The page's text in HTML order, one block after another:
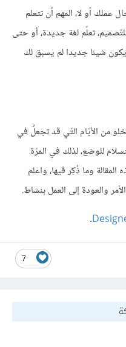
عملك أو لا، المهم أن تتعلم
تعلّم لغة جديدة، أو حتى
شيئا جديدا لم يسبق لك
من الأيّام التّي قد تجعلُ في
للوضع، لذلك في المرّة
وما ذُكِر فيها، واعلم
والعودة إلى العمل بنشاط.
.
7